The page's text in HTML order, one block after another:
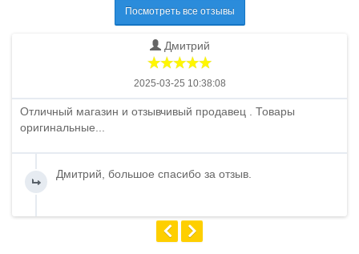
Посмотреть все отзывы
Дмитрий
2025-03-25 10:38:08
Отличный магазин и отзывчивый продавец . Товары
оригинальные...
Дмитрий, большое спасибо за отзыв.